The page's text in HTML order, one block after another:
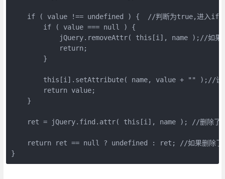
if ( value !== undefined ) {  //判断为true,进入if
        if ( value === null ) {
jQuery.removeAttr( this[i], name );//如果
            return;
        }
this[i].setAttribute( name, value + "" );//设
        return value;
    }
ret = jQuery.find.attr( this[i], name ); //删除了
return ret == null ? undefined : ret; //如果删除了
}